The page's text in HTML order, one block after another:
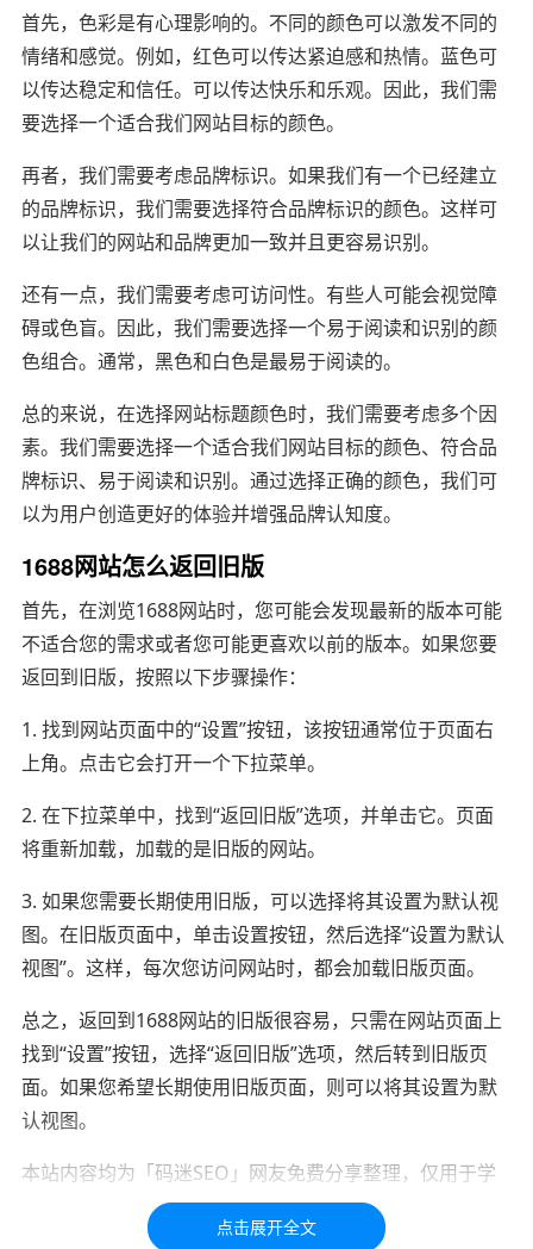
首先，色彩是有心理影响的。不同的颜色可以激发不同的
情绪和感觉。例如，红色可以传达紧迫感和热情。蓝色可
以传达稳定和信任。可以传达快乐和乐观。因此，我们需
要选择一个适合我们网站目标的颜色。
再者，我们需要考虑品牌标识。如果我们有一个已经建立
的品牌标识，我们需要选择符合品牌标识的颜色。这样可
以让我们的网站和品牌更加一致并且更容易识别。
还有一点，我们需要考虑可访问性。有些人可能会视觉障
碍或色盲。因此，我们需要选择一个易于阅读和识别的颜
色组合。通常，黑色和白色是最易于阅读的。
总的来说，在选择网站标题颜色时，我们需要考虑多个因
素。我们需要选择一个适合我们网站目标的颜色、符合品
牌标识、易于阅读和识别。通过选择正确的颜色，我们可
以为用户创造更好的体验并增强品牌认知度。
1688网站怎么返回旧版
首先，在浏览1688网站时，您可能会发现最新的版本可能
不适合您的需求或者您可能更喜欢以前的版本。如果您要
返回到旧版，按照以下步骤操作：
1. 找到网站页面中的“设置”按钮，该按钮通常位于页面右
上角。点击它会打开一个下拉菜单。
2. 在下拉菜单中，找到“返回旧版”选项，并单击它。页面
将重新加载，加载的是旧版的网站。
3. 如果您需要长期使用旧版，可以选择将其设置为默认视
图。在旧版页面中，单击设置按钮，然后选择“设置为默认
视图”。这样，每次您访问网站时，都会加载旧版页面。
总之，返回到1688网站的旧版很容易，只需在网站页面上
找到“设置”按钮，选择“返回旧版”选项，然后转到旧版页
面。如果您希望长期使用旧版页面，则可以将其设置为默
认视图。
本站内容均为「码迷SEO」网友免费分享整理，仅用于学
习交流，如有疑问，请联系我们48小时处理！！！！